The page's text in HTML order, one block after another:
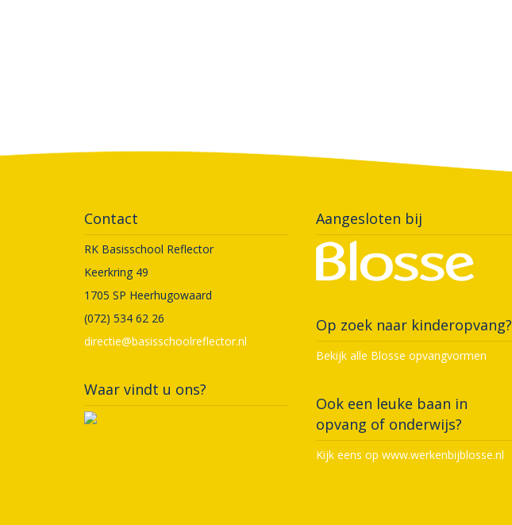
Contact
RK Basisschool Reflector
Keerkring 49
1705 SP Heerhugowaard
(072) 534 62 26
directie@basisschoolreflector.nl
Waar vindt u ons?
Aangesloten bij
Op zoek naar kinderopvang?
Bekijk alle Blosse opvangvormen
Ook een leuke baan in
opvang of onderwijs?
Kijk eens op www.werkenbijblosse.nl